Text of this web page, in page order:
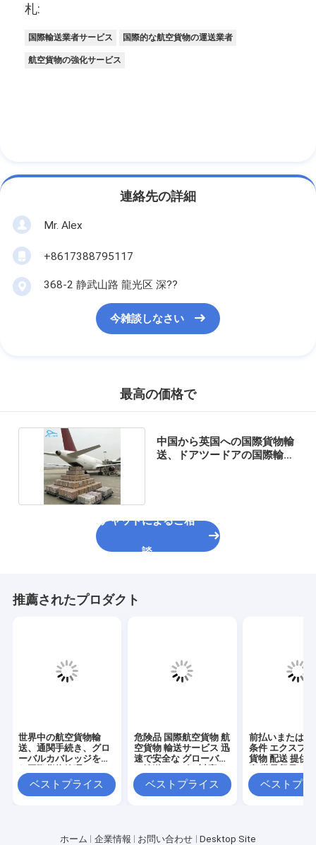
札:
国際輸送業者サービス 国際的な航空貨物の運送業者
航空貨物の強化サービス
連絡先の詳細
Mr. Alex
+8617388795117
368-2 静武山路 龍光区 深??
今雑談しなさい
最高の価格で
中国から英国への国際貨物輸
送、ドアツードアの国際輸送
チャットによるご相
談
推薦されたプロダクト
世界中の航空貨物輸
送、通関手続き、グロ
ーバルカバレッジを含
ベストプライス
危険品 国際航空貨物 航
空貨物 輸送サービス 迅
速で安全な グローバル
るソリューション
ベストプライス
前払いまたは回
条件 エクスプ
貨物 配送 提供
航空貨物 サー
ベストプラ
ホーム 企業情報 お問い合わせ Desktop Site